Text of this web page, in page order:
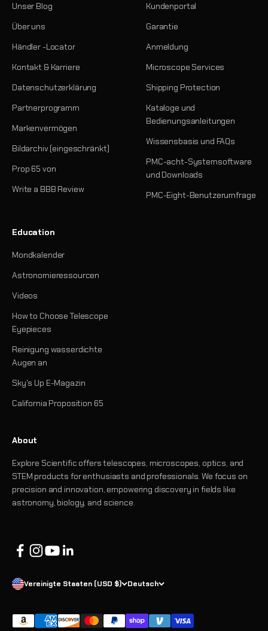
Unser Blog
Über uns
Händler -Locator
Kontakt & Karriere
Datenschutzerklärung
Partnerprogramm
Markenvermögen
Bildarchiv (eingeschränkt)
Prop 65 von
Write a BBB Review
Kundenportal
Garantie
Anmeldung
Microscope Services
Shipping Protection
Kataloge und
Bedienungsanleitungen
Wissensbasis und FAQs
PMC-acht-Systemsoftware
und Downloads
PMC-Eight-Benutzerumfrage
Education
Mondkalender
Astronomieressourcen
Videos
How to Choose Telescope
Eyepieces
Reinigung wasserdichte
Augen an
Sky's Up E-Magazin
California Proposition 65
About
Explore Scientific offers telescopes, microscopes, optics, and
STEM products for enthusiasts and professionals. We focus on
precision and innovation, empowering discovery in fields like
astronomy, biology, and science.
Vereinigte Staaten (USD $) Deutsch